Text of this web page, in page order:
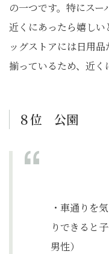
の一つです。特にスー
近くにあったら嬉し
ッグストアには日用
揃っているため、近く
８位 公園
・車通りを
りできると
男性）